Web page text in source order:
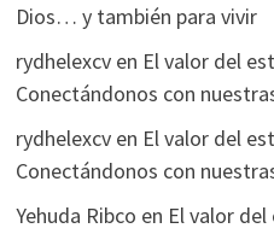
Dios… y también para vivir
rydhelexcven El valor del
Conectándonos con
rydhelexcven El valor del
Conectándonos con
Yehuda Ribco en El valor